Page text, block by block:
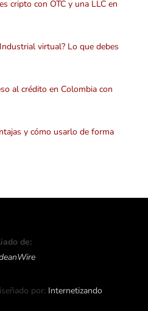
cripto con OTC y una LLC en
virtual? Lo que debes
al crédito en Colombia con
y cómo usarlo de forma
de:
por: Internetizando